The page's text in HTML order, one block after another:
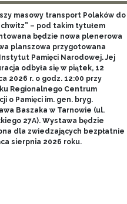
masowy transport Polaków do
– pod takim tytułem
będzie nowa plenerowa
planszowa przygotowana
Pamięci Narodowej. Jej
odbyła się w piątek, 12
2026 r. o godz. 12:00 przy
Regionalnego Centrum
o Pamięci im. gen. bryg.
Baszaka w Tarnowie (ul.
27A). Wystawa będzie
dla zwiedzających bezpłatnie
sierpnia 2026 roku.